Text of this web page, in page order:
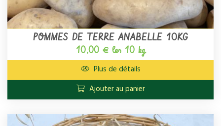
POMMES DE TERRE ANABELLE 10KG
10,00 € les 10 kg
Plus de détails
Ajouter au panier